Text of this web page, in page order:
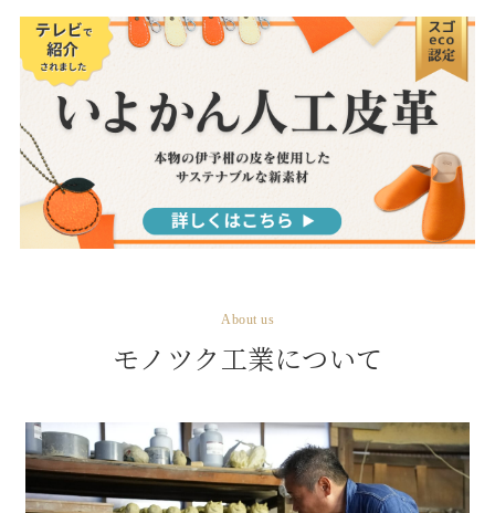
About us
モノツク工業について